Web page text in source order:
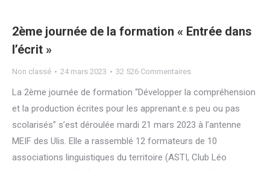
2ème journée de la formation « Entrée dans
l’écrit »
Non classé 24 mars 2023 32 526 Commentaires
La 2ème journée de formation “Développer la compréhension
et la production écrites pour les apprenant.e.s peu ou pas
scolarisés” s’est déroulée mardi 21 mars 2023 à l’antenne
MEIF des Ulis. Elle a rassemblé 12 formateurs de 10
associations linguistiques du territoire (ASTI, Club Léo